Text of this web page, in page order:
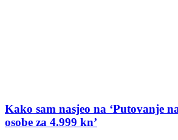
Kako sam nasjeo na ‘Putovanje
osobe za 4.999 kn’